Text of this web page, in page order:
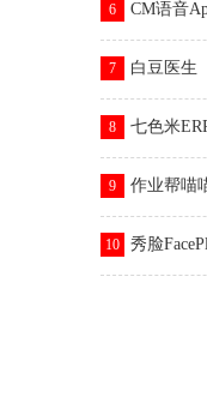
6 CM语音
7 白豆医生
8 七色米
9 作业帮喵
10 秀脸